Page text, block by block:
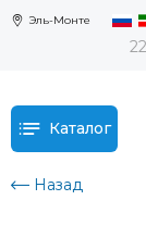
Эль-Монте
Каталог
Назад